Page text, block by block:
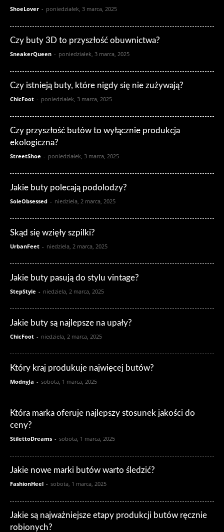
ShoeLover - poniedziałek, 3 marca, 2025
Czy buty 3D to przyszłość obuwnictwa?
SneakerQueen - poniedziałek, 3 marca, 2025
Czy istnieją buty, które nigdy się nie zużywają?
ChicFoot - poniedziałek, 3 marca, 2025
Czy przyszłość butów to wyłącznie produkcja
ekologiczna?
StreetShoe - poniedziałek, 3 marca, 2025
Jakie buty polecają podolodzy?
SoleObsessed - niedziela, 2 marca, 2025
Skąd się wzięły szpilki?
UrbanFeet - niedziela, 2 marca, 2025
Jakie buty pasują do stylu vintage?
StepStyle - niedziela, 2 marca, 2025
Jakie buty są najlepsze na upały?
ChicFoot - niedziela, 2 marca, 2025
Który kraj produkuje najwięcej butów?
ModnyJa - sobota, 1 marca, 2025
Która marka oferuje najlepszy stosunek jakości do
ceny?
StilettoDreams - sobota, 1 marca, 2025
Jakie nowe marki butów warto śledzić?
FashionHeel - sobota, 1 marca, 2025
Jakie są najważniejsze etapy produkcji butów ręcznie
robionych?